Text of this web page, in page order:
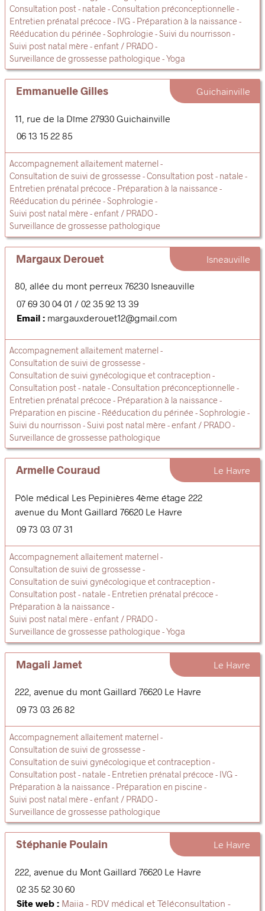
Consultation post - natale
Consultation préconceptionnelle
Entretien prénatal précoce
IVG
Préparation à la naissance
Rééducation du périnée
Sophrologie
Suivi du nourrisson
Suivi post natal mère - enfant / PRADO
Surveillance de grossesse pathologique
Yoga
Emmanuelle Gilles Guichainville
11, rue de la Dîme 27930 Guichainville
06 13 15 22 85
Accompagnement allaitement maternel
Consultation de suivi de grossesse
Consultation post - natale
Entretien prénatal précoce
Préparation à la naissance
Rééducation du périnée
Sophrologie
Suivi post natal mère - enfant / PRADO
Surveillance de grossesse pathologique
Margaux Derouet Isneauville
80, allée du mont perreux 76230 Isneauville
07 69 30 04 01
02 35 92 13 39
Email : margauxderouet12@gmail.com
Accompagnement allaitement maternel
Consultation de suivi de grossesse
Consultation de suivi gynécologique et contraception
Consultation post - natale
Consultation préconceptionnelle
Entretien prénatal précoce
Préparation à la naissance
Préparation en piscine
Rééducation du périnée
Sophrologie
Suivi du nourrisson
Suivi post natal mère - enfant / PRADO
Surveillance de grossesse pathologique
Armelle Couraud Le Havre
Pôle médical Les Pepinières 4ème étage 222
avenue du Mont Gaillard 76620 Le Havre
09 73 03 07 31
Accompagnement allaitement maternel
Consultation de suivi de grossesse
Consultation de suivi gynécologique et contraception
Consultation post - natale
Entretien prénatal précoce
Préparation à la naissance
Suivi post natal mère - enfant / PRADO
Surveillance de grossesse pathologique
Yoga
Magali Jamet Le Havre
222, avenue du mont Gaillard 76620 Le Havre
09 73 03 26 82
Accompagnement allaitement maternel
Consultation de suivi de grossesse
Consultation de suivi gynécologique et contraception
Consultation post - natale
Entretien prénatal précoce
IVG
Préparation à la naissance
Préparation en piscine
Suivi post natal mère - enfant / PRADO
Surveillance de grossesse pathologique
Stéphanie Poulain Le Havre
222, avenue du Mont Gaillard 76620 Le Havre
02 35 52 30 60
Site web : Maiia - RDV médical et Téléconsultation -